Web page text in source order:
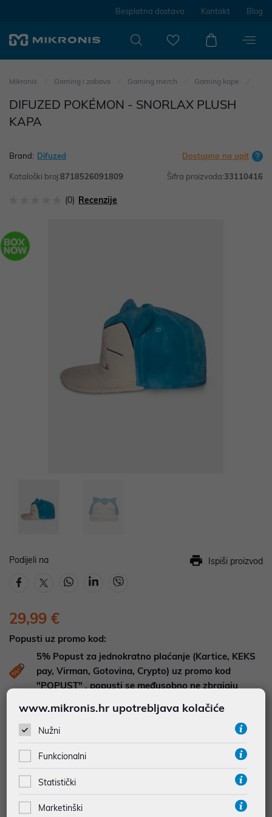
Besplatna dostava Kontakt Blog
Mikronis Gaming i zabava Gaming merch Gaming kape
DIFUZED POKÉMON - SNORLAX PLUSH
KAPA
Brand: Difuzed Dostupno na upit
Kataloški broj:8718526091809 Šifra proizvoda:33110416
(0) Recenzije
Podijeli na Ispiši proizvod
29,99 €
Popusti uz promo kod:
5% Popust za jednokratno plaćanje (Kartice, KEKS
pay, Virman, Gotovina, Crypto) uz promo kod
"POPUST" , popusti se međusobno ne zbrajaju
Pošaljite upit na
www.mikronis.hr upotrebljava kolačiće
Nužni
Funkcionalni
Statistički
Marketinški